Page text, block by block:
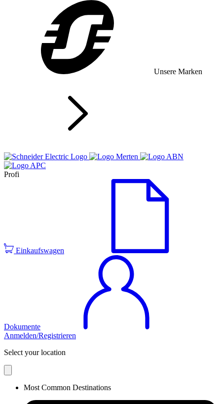
Unsere Marken
Profi
Einkaufswagen
Dokumente
Anmelden/Registrieren
Select your location
Most Common Destinations